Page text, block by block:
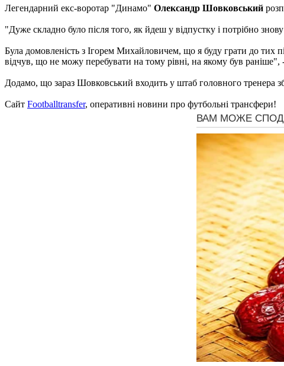
Легендарний екс-воротар "Динамо" Олександр Шовковський
"Дуже складно було після того, як йдеш у відпустку і потрібно
Була домовленість з Ігорем Михайловичем, що я буду грати до
відчув, що не можу перебувати на тому рівні, на якому був
Додамо, що зараз Шовковський входить у штаб головного тренера
Сайт Footballtransfer, оперативні новини про футбольні трансфери!